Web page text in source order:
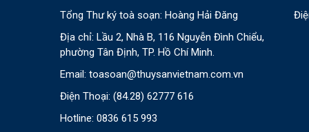
Tổng Thư ký toà soạn: Hoàng Hải Đăng
Địa chỉ: Lầu 2, Nhà B, 116 Nguyễn Đình Chiểu,
phường Tân Định, TP. Hồ Chí Minh.
Email: toasoan@thuysanvietnam.com.vn
Điện Thoại: (84.28) 62777 616
Hotline: 0836 615 993